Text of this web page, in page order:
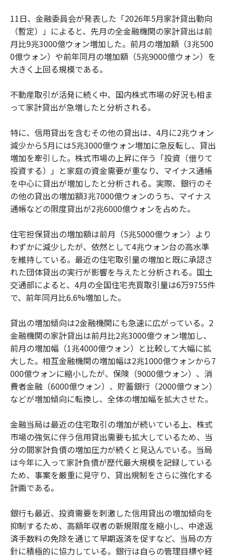
11日、金融委員会が発表した「2026年5月家計貸出動向
（暫定）」によると、先月の全金融機関の家計貸出は前
月比9兆3000億ウォン増加した。前月の増加額（3兆500
0億ウォン）や前年同月の増加額（5兆9000億ウォン）を
大きく上回る規模である。
不動産取引が活発に続く中、国内株式市場の好況も相ま
って家計貸出が急増したと分析される。
特に、信用貸出を含むその他の貸出は、4月に2兆ウォン
減少から5月には5兆3000億ウォン増加に急反転し、貸出
増加を牽引した。株式市場の上昇に伴う「投資（借りて
投資する）」と家庭の資金需要が重なり、マイナス通帳
を中心に貸出が増加したと分析される。実際、銀行のそ
の他の貸出の増加額3兆7000億ウォンのうち、マイナス
通帳などの限度貸出が2兆6000億ウォンを占めた。
住宅担保貸出の増加額は前月（5兆5000億ウォン）より
わずかに減少したが、依然として4兆ウォン台の高水準
を維持している。最近の住宅取引量の増加と既に承認さ
れた団体貸出の実行が影響を与えたと分析される。国土
交通部によると、4月の全国住宅売買取引量は6万9755件
で、前年同月比6.6%増加した。
貸出の増加傾向は2金融機関にも急速に広がっている。2
金融機関の家計貸出は前月比2兆3000億ウォン増加し、
前月の増加幅（1兆4000億ウォン）と比較して大幅に拡
大した。相互金融機関の増加幅は2兆1000億ウォンから7
000億ウォンに縮小したが、保険（9000億ウォン）、消
費者金融（6000億ウォン）、貯蓄銀行（2000億ウォン）
などが増加傾向に転換し、全体の増加幅を拡大させた。
金融当局は最近の住宅取引の増加が続いている上、株式
市場の強気に伴う信用貸出需要も拡大しているため、当
分の間家計負債の増加圧力が続くと見込んでいる。当局
は今年に入って家計負債が歴代最大規模を記録している
ため、事案を厳重に見守り、貸出規制をさらに強化する
計画である。
銀行も最近、投資需要を刺激した信用貸出の増加傾向を
抑制するため、高額年収者の新規限度を縮小し、中途返
済手数料の免除を通じて早期返済を促すなど、当局の方
針に積極的に協力している。銀行は自らの管理目標や経